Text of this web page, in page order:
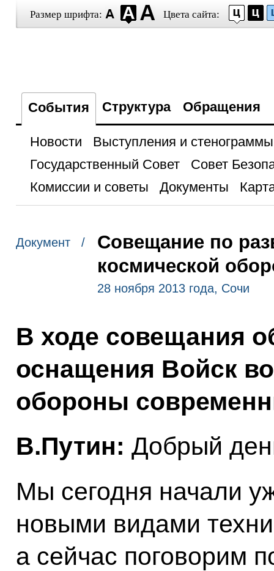
Размер шрифта: Цвета сайта:
События Структура Обращения
Новости
Выступления и стенограммы
Государственный Совет
Совет
Комиссии и советы
Документы
Документ /
Совещание по
космической
28 ноября 2013 года, Сочи
В ходе совещания
оснащения Войск
обороны
В.Путин: Добрый
Мы сегодня начали
новыми видами
а сейчас поговорим